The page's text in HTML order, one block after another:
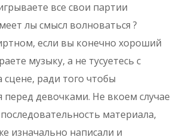
все свои партии
лы смысл волноваться ?
если вы конечно хороший
музыку, а не тусуетесь с
сцене, ради того чтобы
перед девочками. Не вкоем случае
материала,
изначально написали и